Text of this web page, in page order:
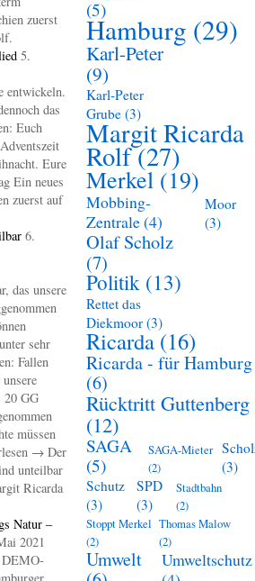
zuerst
5.
entwickeln.
das
Euch
Eure
Ein neues
zuerst auf
6.
das unsere
sehr
Fallen
20 GG
müssen
→ Der
unteilbar
Ricarda
Natur –
2021
(5)
Hamburg (29)
Karl-Peter
(9)
Karl-Peter
Grube (3)
Margit Ricarda
Rolf(27)
Merkel (19)
Mobbing-
Zentrale(4)
Moor
(3)
Olaf Scholz
(7)
Politik (13)
Rettet das
Diekmoor (3)
Ricarda(16)
Ricarda - für Hamburg
(6)
Rücktritt Guttenberg
(12)
SAGA
(5)
SAGA-Mieter
(2)
(3)
Schutz
(3)
SPD
(3)
Stadtbahn
(2)
Stoppt Merkel
(2)
Thomas Malow
(2)
Umwelt
Umweltschutz